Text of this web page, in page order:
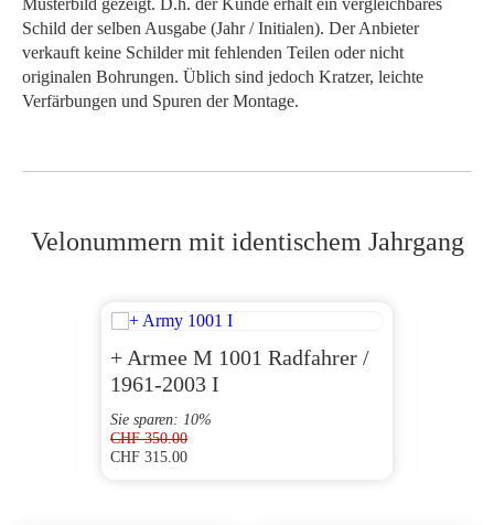
Musterbild gezeigt. D.h. der Kunde erhält ein vergleichbares
Schild der selben Ausgabe (Jahr / Initialen). Der Anbieter
verkauft keine Schilder mit fehlenden Teilen oder nicht
originalen Bohrungen. Üblich sind jedoch Kratzer, leichte
Verfärbungen und Spuren der Montage.
Velonummern mit identischem Jahrgang
+ Armee M 1001 Radfahrer /
1961-2003 I
CHF350.00
CHF 315.00
Sie sparen: 10%